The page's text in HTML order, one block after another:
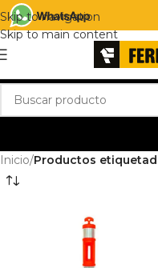
Skip to navigation
Skip to main content
Inicio/Productos